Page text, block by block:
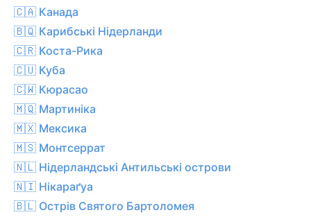
🇨🇦 Канада
🇧🇶 Карибські Нідерланди
🇨🇷 Коста-Рика
🇨🇺 Куба
🇨🇼 Кюрасао
🇲🇶 Мартиніка
🇲🇽 Мексика
🇲🇸 Монтсеррат
🇳🇱 Нідерландські Антильські острови
🇳🇮 Нікараґуа
🇧🇱 Острів Святого Бартоломея